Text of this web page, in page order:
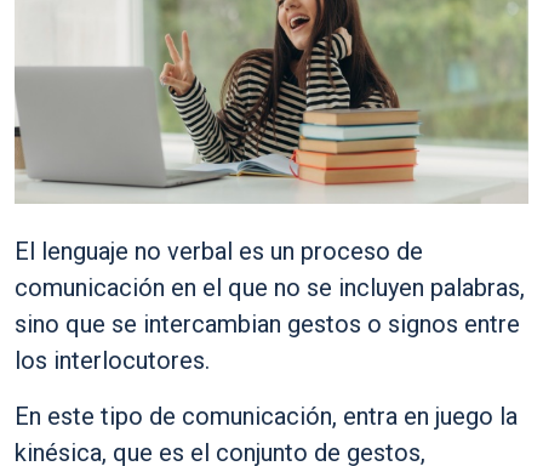
El lenguaje no verbal es un proceso de
comunicación en el que no se incluyen palabras,
sino que se intercambian gestos o signos entre
los interlocutores.
En este tipo de comunicación, entra en juego la
kinésica, que es el conjunto de gestos,